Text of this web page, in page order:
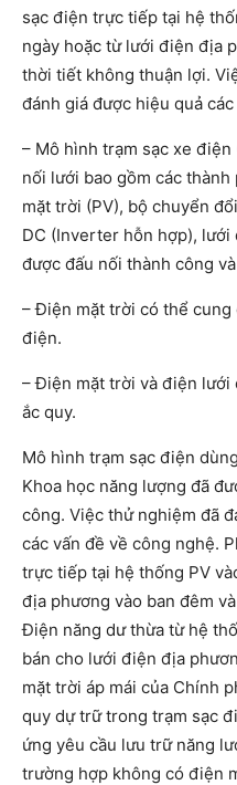
sạc điện trực tiếp tại hệ
ngày hoặc từ lưới điện địa
thời tiết không thuận lợi.
đánh giá được hiệu quả
– Mô hình trạm sạc xe
nối lưới bao gồm các
mặt trời (PV), bộ chuyển
DC (Inverter hỗn hợp),
được đấu nối thành công
– Điện mặt trời có thể
điện.
– Điện mặt trời và điện lưới
ắc quy.
Mô hình trạm sạc điện
Khoa học năng lượng đã
công. Việc thử nghiệm đã
các vấn đề về công nghệ.
trực tiếp tại hệ thống PV
địa phương vào ban đêm
Điện năng dư thừa từ hệ
bán cho lưới điện địa
mặt trời áp mái của Chính
quy dự trữ trong trạm sạc
ứng yêu cầu lưu trữ năng
trường hợp không có điện